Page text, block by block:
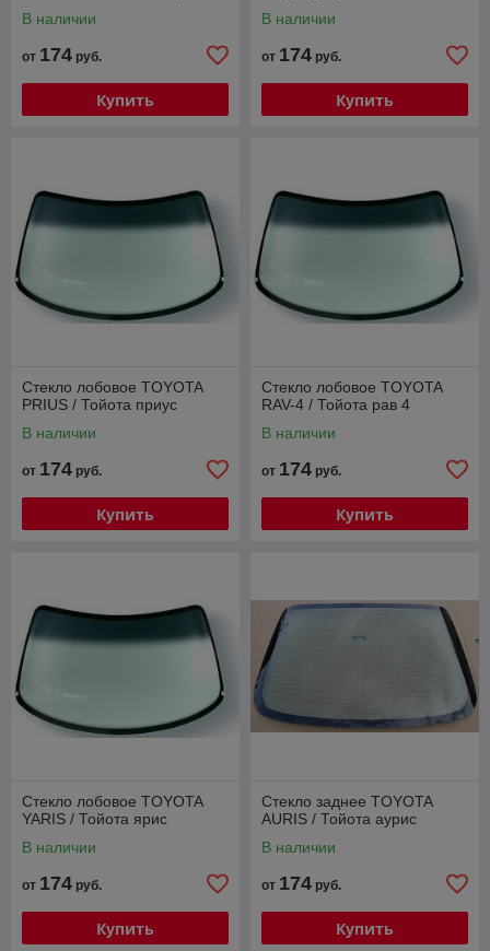
В наличии
от 174 руб.
Купить
В наличии
от 174 руб.
Купить
Стекло лобовое TOYOTA
PRIUS / Тойота приус
В наличии
от 174 руб.
Купить
Стекло лобовое TOYOTA
RAV-4 / Тойота рав 4
В наличии
от 174 руб.
Купить
Стекло лобовое TOYOTA
YARIS / Тойота ярис
В наличии
от 174 руб.
Купить
Стекло заднее TOYOTA
AURIS / Тойота аурис
В наличии
от 174 руб.
Купить